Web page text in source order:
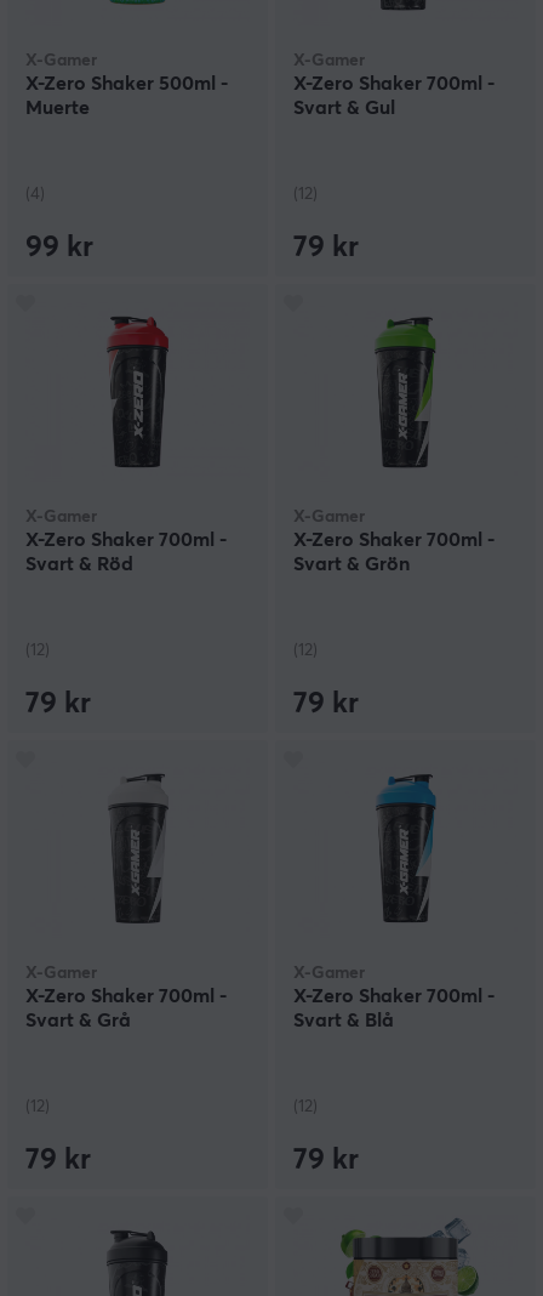
X-Gamer
X-Zero Shaker 500ml -
Muerte
(4)
99 kr
X-Gamer
X-Zero Shaker 700ml -
Svart & Gul
(12)
79 kr
X-Gamer
X-Zero Shaker 700ml -
Svart & Röd
(12)
79 kr
X-Gamer
X-Zero Shaker 700ml -
Svart & Grön
(12)
79 kr
X-Gamer
X-Zero Shaker 700ml -
Svart & Grå
(12)
79 kr
X-Gamer
X-Zero Shaker 700ml -
Svart & Blå
(12)
79 kr